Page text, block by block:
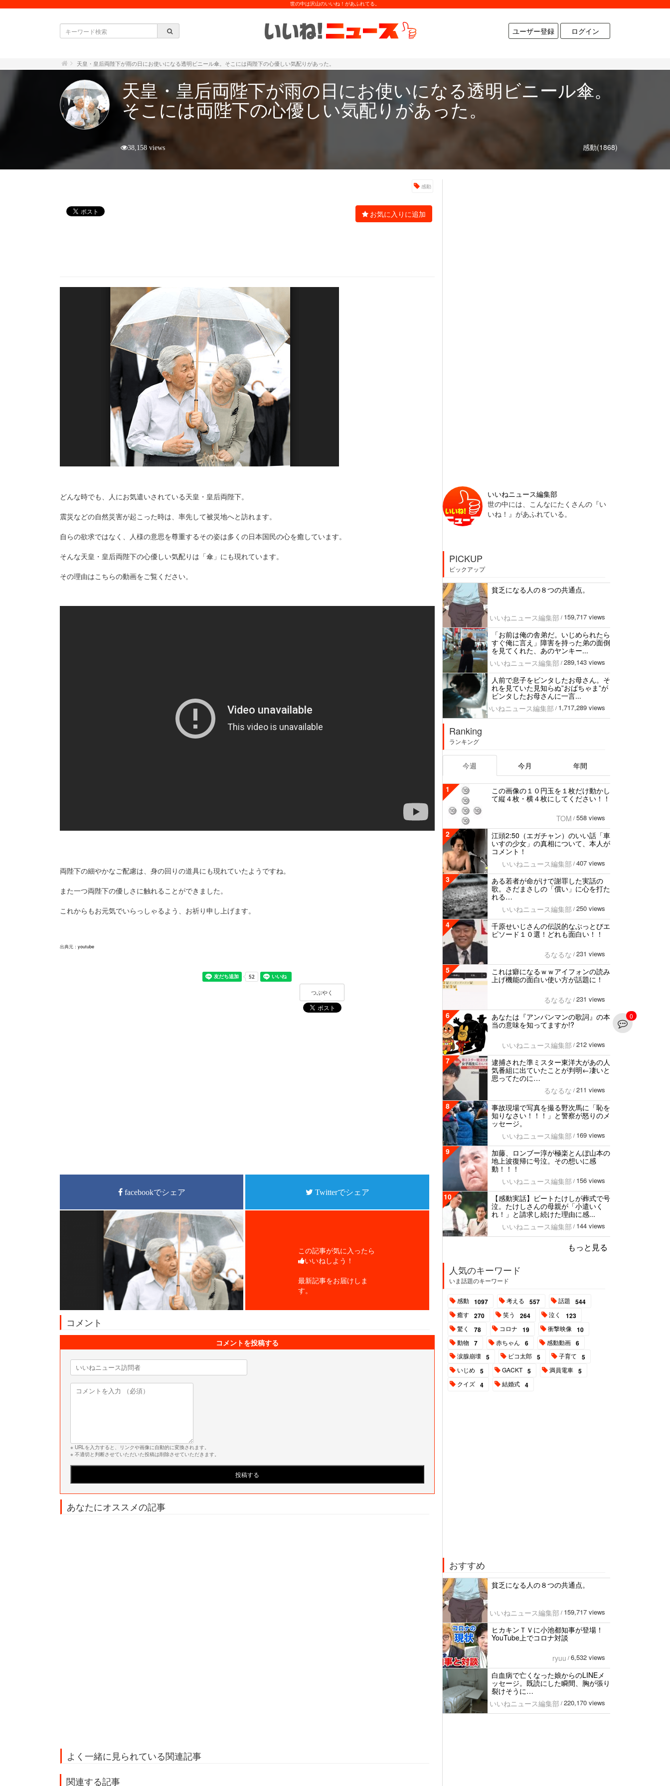
世の中は沢山のいいね！があふれてる。
ユーザー登録 ログイン
天皇・皇后両陛下が雨の日にお使いになる透明ビニール傘。そこには両陛下の心優しい気配りがあった。
天皇・皇后両陛下が雨の日にお使いになる透明ビニール傘。
そこには両陛下の心優しい気配りがあった。
感動(1868)
38,158 views
感動
お気に入りに追加
どんな時でも、人にお気遣いされている天皇・皇后両陛下。
震災などの自然災害が起こった時は、率先して被災地へと訪れます。
自らの欲求ではなく、人様の意思を尊重するその姿は多くの日本国民の心を癒しています。
そんな天皇・皇后両陛下の心優しい気配りは「傘」にも現れています。
その理由はこちらの動画をご覧ください。
両陛下の細やかなご配慮は、身の回りの道具にも現れていたようですね。
また一つ両陛下の優しさに触れることができました。
これからもお元気でいらっしゃるよう、お祈り申し上げます。
出典元： youtube
つぶやく
facebookでシェア Twitterでシェア
この記事が気に入ったら
いいねしよう！
最新記事をお届けしま
す。
コメント
0
コメントを投稿する
※ URLを入力すると、リンクや画像に自動的に変換されます。
※ 不適切と判断させていただいた投稿は削除させていただきます。
あなたにオススメの記事
よく一緒に見られている関連記事
関連する記事
いいねニュース編集部
世の中には、こんなにたくさんの『い
いね！』があふれている。
PICKUP
ピックアップ
貧乏になる人の８つの共通点。
いいねニュース編集部 / 159,717 views
「お前は俺の舎弟だ。いじめられたら
すぐ俺に言え」障害を持った弟の面倒
を見てくれた、あのヤンキー...
いいねニュース編集部 / 289,143 views
人前で息子をビンタしたお母さん。そ
れを見ていた見知らぬ”おばちゃま”が
ビンタしたお母さんに一言...
いいねニュース編集部 / 1,717,289 views
Ranking
ランキング
今週 今月 年間
1
この画像の１０円玉を１枚だけ動かし
て縦４枚・横４枚にしてください！！
TOM / 558 views
2
江頭2:50（エガチャン）のいい話「車
いすの少女」の真相について、本人が
コメント！
いいねニュース編集部 / 407 views
3
ある若者が命がけで謝罪した実話の
歌。さだまさしの「償い」に心を打た
れる…
いいねニュース編集部 / 250 views
4
千原せいじさんの伝説的なぶっとびエ
ピソード１０選！どれも面白い！！
るなるな / 231 views
5
これは癖になるｗｗアイフォンの読み
上げ機能の面白い使い方が話題に！
るなるな / 231 views
6
あなたは『アンパンマンの歌詞』の本
当の意味を知ってますか!?
いいねニュース編集部 / 212 views
7
逮捕された準ミスター東洋大があの人
気番組に出ていたことが判明←凄いと
思ってたのに…
るなるな / 211 views
8
事故現場で写真を撮る野次馬に「恥を
知りなさい！！！」と警察が怒りのメ
ッセージ。
いいねニュース編集部 / 169 views
9
加藤、ロンブー淳が極楽とんぼ山本の
地上波復帰に号泣。その想いに感
動！！！
いいねニュース編集部 / 156 views
10
【感動実話】ビートたけしが葬式で号
泣。たけしさんの母親が「小遣いく
れ！」と請求し続けた理由に感...
いいねニュース編集部 / 144 views
もっと見る
人気のキーワード
いま話題のキーワード
感動 1097 考える 557 話題 544
癒す 270 笑う 264 泣く 123
驚く 78 コロナ 19 衝撃映像 10
動物 7 赤ちゃん 6 感動動画 6
涙腺崩壊 5 ピコ太郎 5 子育て 5
いじめ 5 GACKT 5 満員電車 5
クイズ 4 結婚式 4
おすすめ
貧乏になる人の８つの共通点。
いいねニュース編集部 / 159,717 views
ヒカキンＴＶに小池都知事が登場！
YouTube上でコロナ対談
ryuu / 6,532 views
白血病で亡くなった娘からのLINEメ
ッセージ。既読にした瞬間、胸が張り
裂けそうに…
いいねニュース編集部 / 220,170 views